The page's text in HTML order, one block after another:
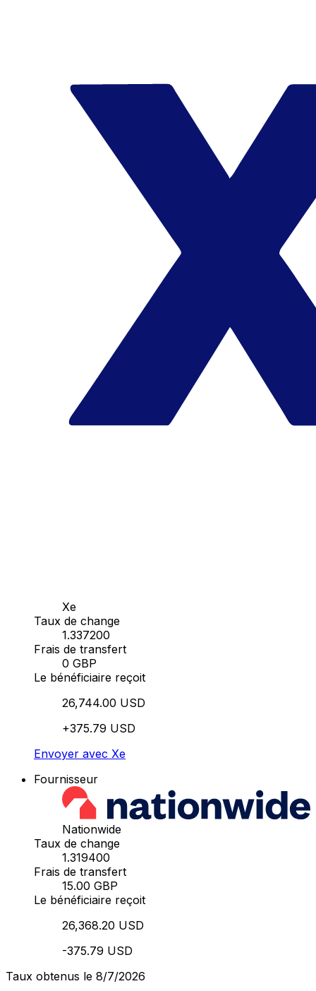
Xe
Taux de change
1.337200
Frais de transfert
0 GBP
Le bénéficiaire reçoit
26,744.00 USD
+375.79 USD
Envoyer avec Xe
Fournisseur
Nationwide
Taux de change
1.319400
Frais de transfert
15.00 GBP
Le bénéficiaire reçoit
26,368.20 USD
-375.79 USD
Taux obtenus le 8/7/2026